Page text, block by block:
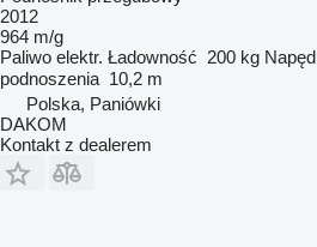
2012
964 m/g
Paliwo elektr. Ładowność 200 kg Napęd
podnoszenia 10,2 m
Polska, Paniówki
DAKOM
Kontakt z dealerem